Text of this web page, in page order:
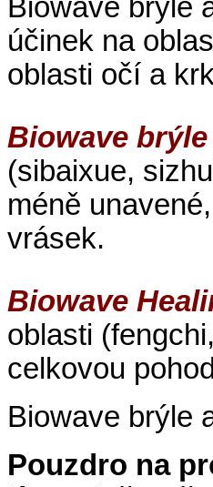
Biowave brýle
účinek na
oblasti očí a
Biowave brýle
(sibaixue,
méně
vrásek.
Biowave
oblasti
celkovou
Biowave brýle
Pouzdro na